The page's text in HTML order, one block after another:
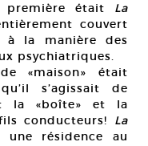
première était La
couvert
à la manière des
psychiatriques.
«maison» était
s’agissait de
la «boîte» et la
conducteurs! La
résidence au